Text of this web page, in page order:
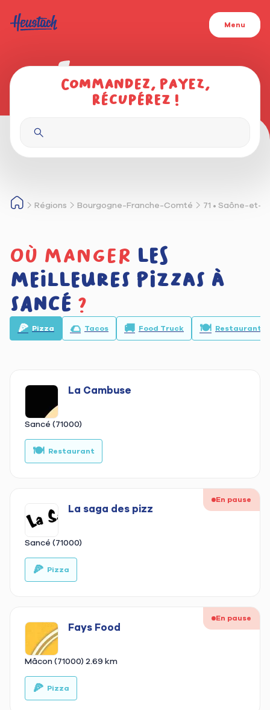
Menu
Commandez, payez,
récupérez !
Régions Bourgogne-Franche-Comté 71 • Saône-et-
Où manger les
meilleures pizzas à
Sancé ?
🍕 Pizza 🌮 Tacos 🚚 Food Truck 🍽️ Restaurant
La Cambuse
Sancé (71000)
🍽️ Restaurant
En pause
La saga des pizz
Sancé (71000)
🍕 Pizza
En pause
Fays Food
Mâcon (71000) 2.69 km
🍕 Pizza